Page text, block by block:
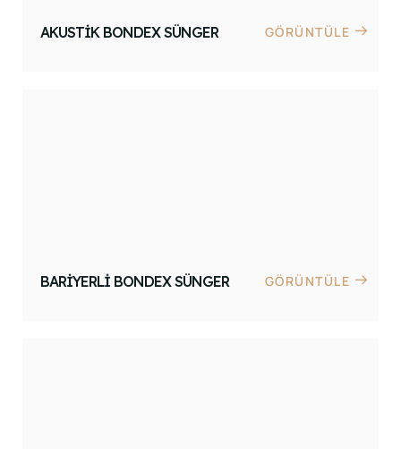
AKUSTIK BONDEX SÜNGER GÖRÜNTÜLE
BARIYERLI BONDEX SÜNGER GÖRÜNTÜLE